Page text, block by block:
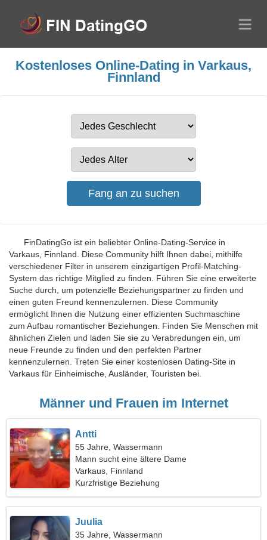
Kostenloses Online-Dating in Varkaus,
Finnland
FinDatingGo ist ein beliebter Online-Dating-Service in
Varkaus, Finnland. Diese Community hilft Ihnen dabei, mithilfe
verschiedener Filter in unserem einzigartigen Profil-Matching-
System das richtige Mitglied zu finden. Führen Sie eine erweiterte
Suche durch, um potenzielle Beziehungspartner zu finden und
einen guten Freund kennenzulernen. Diese Community
ermöglicht Ihnen die Nutzung einer effizienten Suchmaschine
zum Aufbau romantischer Beziehungen. Finden Sie Menschen mit
ähnlichen Zielen und laden Sie sie zu Verabredungen ein, um
neue Freunde zu finden und den perfekten Partner
kennenzulernen. Treten Sie einer kostenlosen Dating-Site in
Varkaus für Einheimische, Ausländer, Touristen bei.
Männer und Frauen im Internet
Antti
55 Jahre, Wassermann
Mann sucht eine ältere Dame
Varkaus, Finnland
Kurzfristige Beziehung
Juulia
35 Jahre, Wassermann